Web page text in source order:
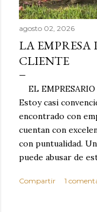
agosto 02, 2026
LA EMPRESA
CLIENTE
EL EMPRESARIO
Estoy casi
encontrado con
cuentan con
con puntualidad.
puede abusar de
dinero porque la
tarde y en
Compartir 1